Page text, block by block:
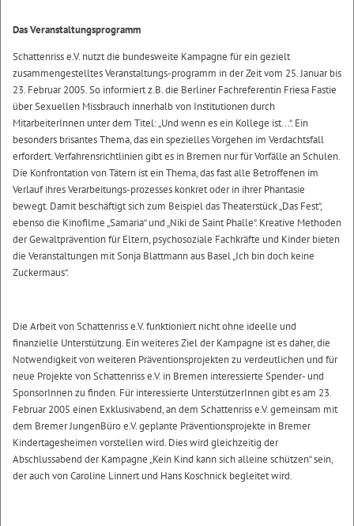
Das Veranstaltungsprogramm
Schattenriss e.V. nutzt die bundesweite Kampagne für ein gezielt
zusammengestelltes Veranstaltungs-programm in der Zeit vom 25. Januar bis
23. Februar 2005. So informiert z.B. die Berliner Fachreferentin Friesa Fastie
über Sexuellen Missbrauch innerhalb von Institutionen durch
MitarbeiterInnen unter dem Titel: „Und wenn es ein Kollege ist...“. Ein
besonders brisantes Thema, das ein spezielles Vorgehen im Verdachtsfall
erfordert. Verfahrensrichtlinien gibt es in Bremen nur für Vorfälle an Schulen.
Die Konfrontation von Tätern ist ein Thema, das fast alle Betroffenen im
Verlauf ihres Verarbeitungs-prozesses konkret oder in ihrer Phantasie
bewegt. Damit beschäftigt sich zum Beispiel das Theaterstück „Das Fest“,
ebenso die Kinofilme „Samaria“ und „Niki de Saint Phalle“. Kreative Methoden
der Gewaltprävention für Eltern, psychosoziale Fachkräfte und Kinder bieten
die Veranstaltungen mit Sonja Blattmann aus Basel „Ich bin doch keine
Zuckermaus“.
Die Arbeit von Schattenriss e.V. funktioniert nicht ohne ideelle und
finanzielle Unterstützung. Ein weiteres Ziel der Kampagne ist es daher, die
Notwendigkeit von weiteren Präventionsprojekten zu verdeutlichen und für
neue Projekte von Schattenriss e.V. in Bremen interessierte Spender- und
SponsorInnen zu finden. Für interessierte UnterstützerInnen gibt es am 23.
Februar 2005 einen Exklusivabend, an dem Schattenriss e.V. gemeinsam mit
dem Bremer JungenBüro e.V. geplante Präventionsprojekte in Bremer
Kindertagesheimen vorstellen wird. Dies wird gleichzeitig der
Abschlussabend der Kampagne „Kein Kind kann sich alleine schützen“ sein,
der auch von Caroline Linnert und Hans Koschnick begleitet wird.